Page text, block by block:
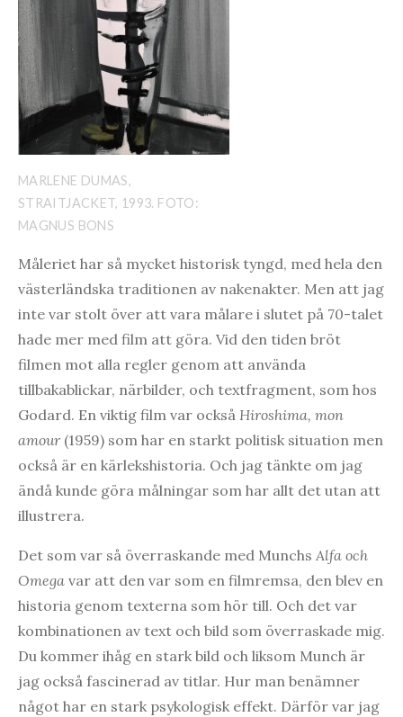
MARLENE DUMAS,
STRAITJACKET, 1993. FOTO:
MAGNUS BONS
Måleriet har så mycket historisk tyngd, med hela den
västerländska traditionen av nakenakter. Men att jag
inte var stolt över att vara målare i slutet på 70-talet
hade mer med film att göra. Vid den tiden bröt
filmen mot alla regler genom att använda
tillbakablickar, närbilder, och textfragment, som hos
Godard. En viktig film var också Hiroshima, mon
amour (1959) som har en starkt politisk situation men
också är en kärlekshistoria. Och jag tänkte om jag
ändå kunde göra målningar som har allt det utan att
illustrera.
Det som var så överraskande med Munchs Alfa och
Omega var att den var som en filmremsa, den blev en
historia genom texterna som hör till. Och det var
kombinationen av text och bild som överraskade mig.
Du kommer ihåg en stark bild och liksom Munch är
jag också fascinerad av titlar. Hur man benämner
något har en stark psykologisk effekt. Därför var jag